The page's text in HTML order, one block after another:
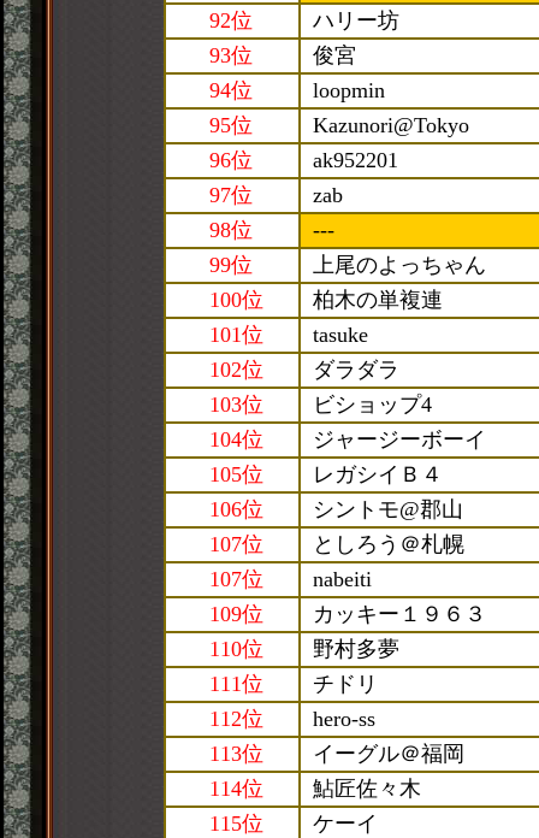
92位
ハリー坊
93位
俊宮
94位
loopmin
95位
Kazunori@Tokyo
96位
ak952201
97位
zab
98位
---
99位
上尾のよっちゃん
100位
柏木の単複連
101位
tasuke
102位
ダラダラ
103位
ビショップ4
104位
ジャージーボーイ
105位
レガシイＢ４
106位
シントモ@郡山
107位
としろう＠札幌
107位
nabeiti
109位
カッキー１９６３
110位
野村多夢
111位
チドリ
112位
hero-ss
113位
イーグル＠福岡
114位
鮎匠佐々木
115位
ケーイ